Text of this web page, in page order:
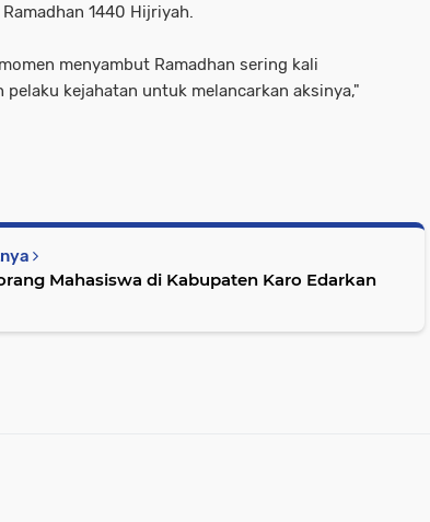
1440 Hijriyah.
menyambut Ramadhan sering kali
pelaku kejahatan untuk melancarkan aksinya,"
Mahasiswa di Kabupaten Karo Edarkan